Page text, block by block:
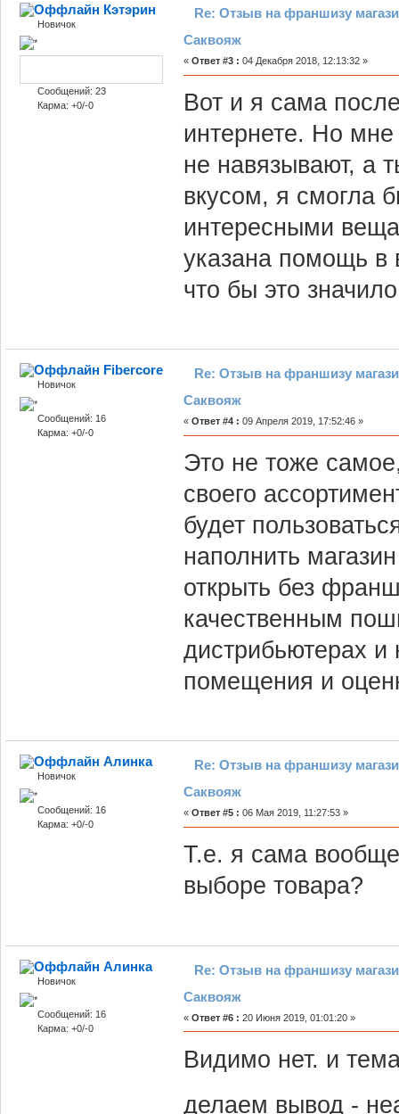
Кэтэрин
Новичок
Сообщений: 23
Карма: +0/-0
Re: Отзыв на франшизу
Саквояж
« Ответ #3 : 04 Декабря 2018, 12:13:32 »
Вот и я сама
интернете. Но мне
не навязывают, а
вкусом, я смогла
интересными
указана помощь в
что бы это
Fibercore
Новичок
Сообщений: 16
Карма: +0/-0
Re: Отзыв на франшизу
Саквояж
« Ответ #4 : 09 Апреля 2019, 17:52:46 »
Это не тоже
своего
будет
наполнить
открыть без
качественным
дистрибьютерах
помещения и
Алинка
Новичок
Сообщений: 16
Карма: +0/-0
Re: Отзыв на франшизу
Саквояж
« Ответ #5 : 06 Мая 2019, 11:27:53 »
Т.е. я сама вообще
выборе товара?
Алинка
Новичок
Сообщений: 16
Карма: +0/-0
Re: Отзыв на франшизу
Саквояж
« Ответ #6 : 20 Июня 2019, 01:01:20 »
Видимо нет. и
делаем вывод -